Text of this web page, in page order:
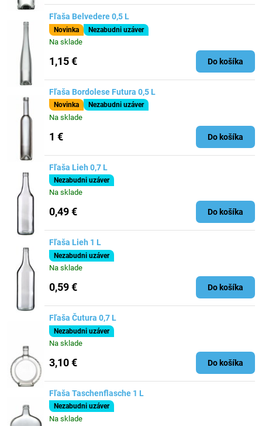
Fľaša Belvedere 0,5 L
Novinka Nezabudni uzáver
Na sklade
1,15 € Do košíka
Fľaša Bordolese Futura 0,5 L
Novinka Nezabudni uzáver
Na sklade
1 € Do košíka
Fľaša Lieh 0,7 L
Nezabudni uzáver
Na sklade
0,49 € Do košíka
Fľaša Lieh 1 L
Nezabudni uzáver
Na sklade
0,59 € Do košíka
Fľaša Čutura 0,7 L
Nezabudni uzáver
Na sklade
3,10 € Do košíka
Fľaša Taschenflasche 1 L
Nezabudni uzáver
Na sklade